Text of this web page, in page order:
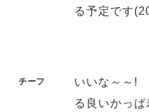
る予定です
チーフ
いいな～～!
る良いかっ